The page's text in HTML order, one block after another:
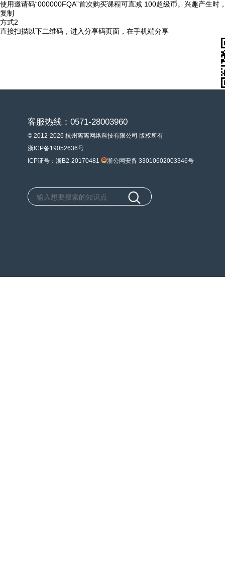
使用邀请码“000000FQA”首次购买课程可直减 100超级币。兴趣产生时
复制
方式2
直接扫描以下二维码，进入分享码页面，在手机端分享
客服热线：0571-28003960
© 2012-2026 杭州离离网络科技有限公司 版权所有
浙ICP备19052636号
ICP证号：浙B2-20170481
浙公网安备 33010602003346号